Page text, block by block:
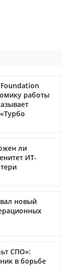
работы
ли
ИТ-
новый
СПО»:
в борьбе